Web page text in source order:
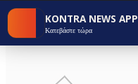
KONTRA NEWS APP
Κατεβάστε τώρα